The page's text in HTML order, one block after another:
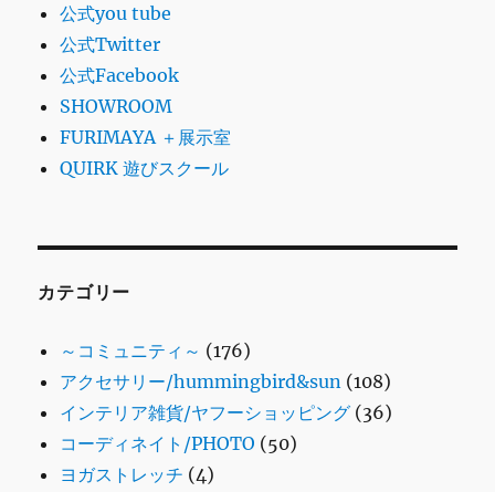
公式you tube
公式Twitter
公式Facebook
SHOWROOM
FURIMAYA ＋展示室
QUIRK 遊びスクール
カテゴリー
～コミュニティ～ (176)
アクセサリー/hummingbird&sun (108)
インテリア雑貨/ヤフーショッピング (36)
コーディネイト/PHOTO (50)
ヨガストレッチ (4)